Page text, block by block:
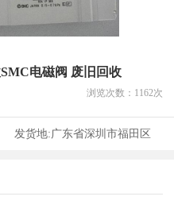
电磁阀 废旧回收
浏览次数： 1162次
发货地:广东省深圳市福田区